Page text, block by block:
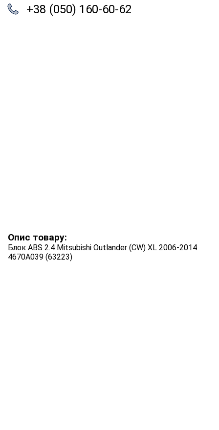
+38 (050) 160-60-62
Опис товару:
Блок ABS 2.4 Mitsubishi Outlander (CW) XL 2006-2014
4670A039 (63223)